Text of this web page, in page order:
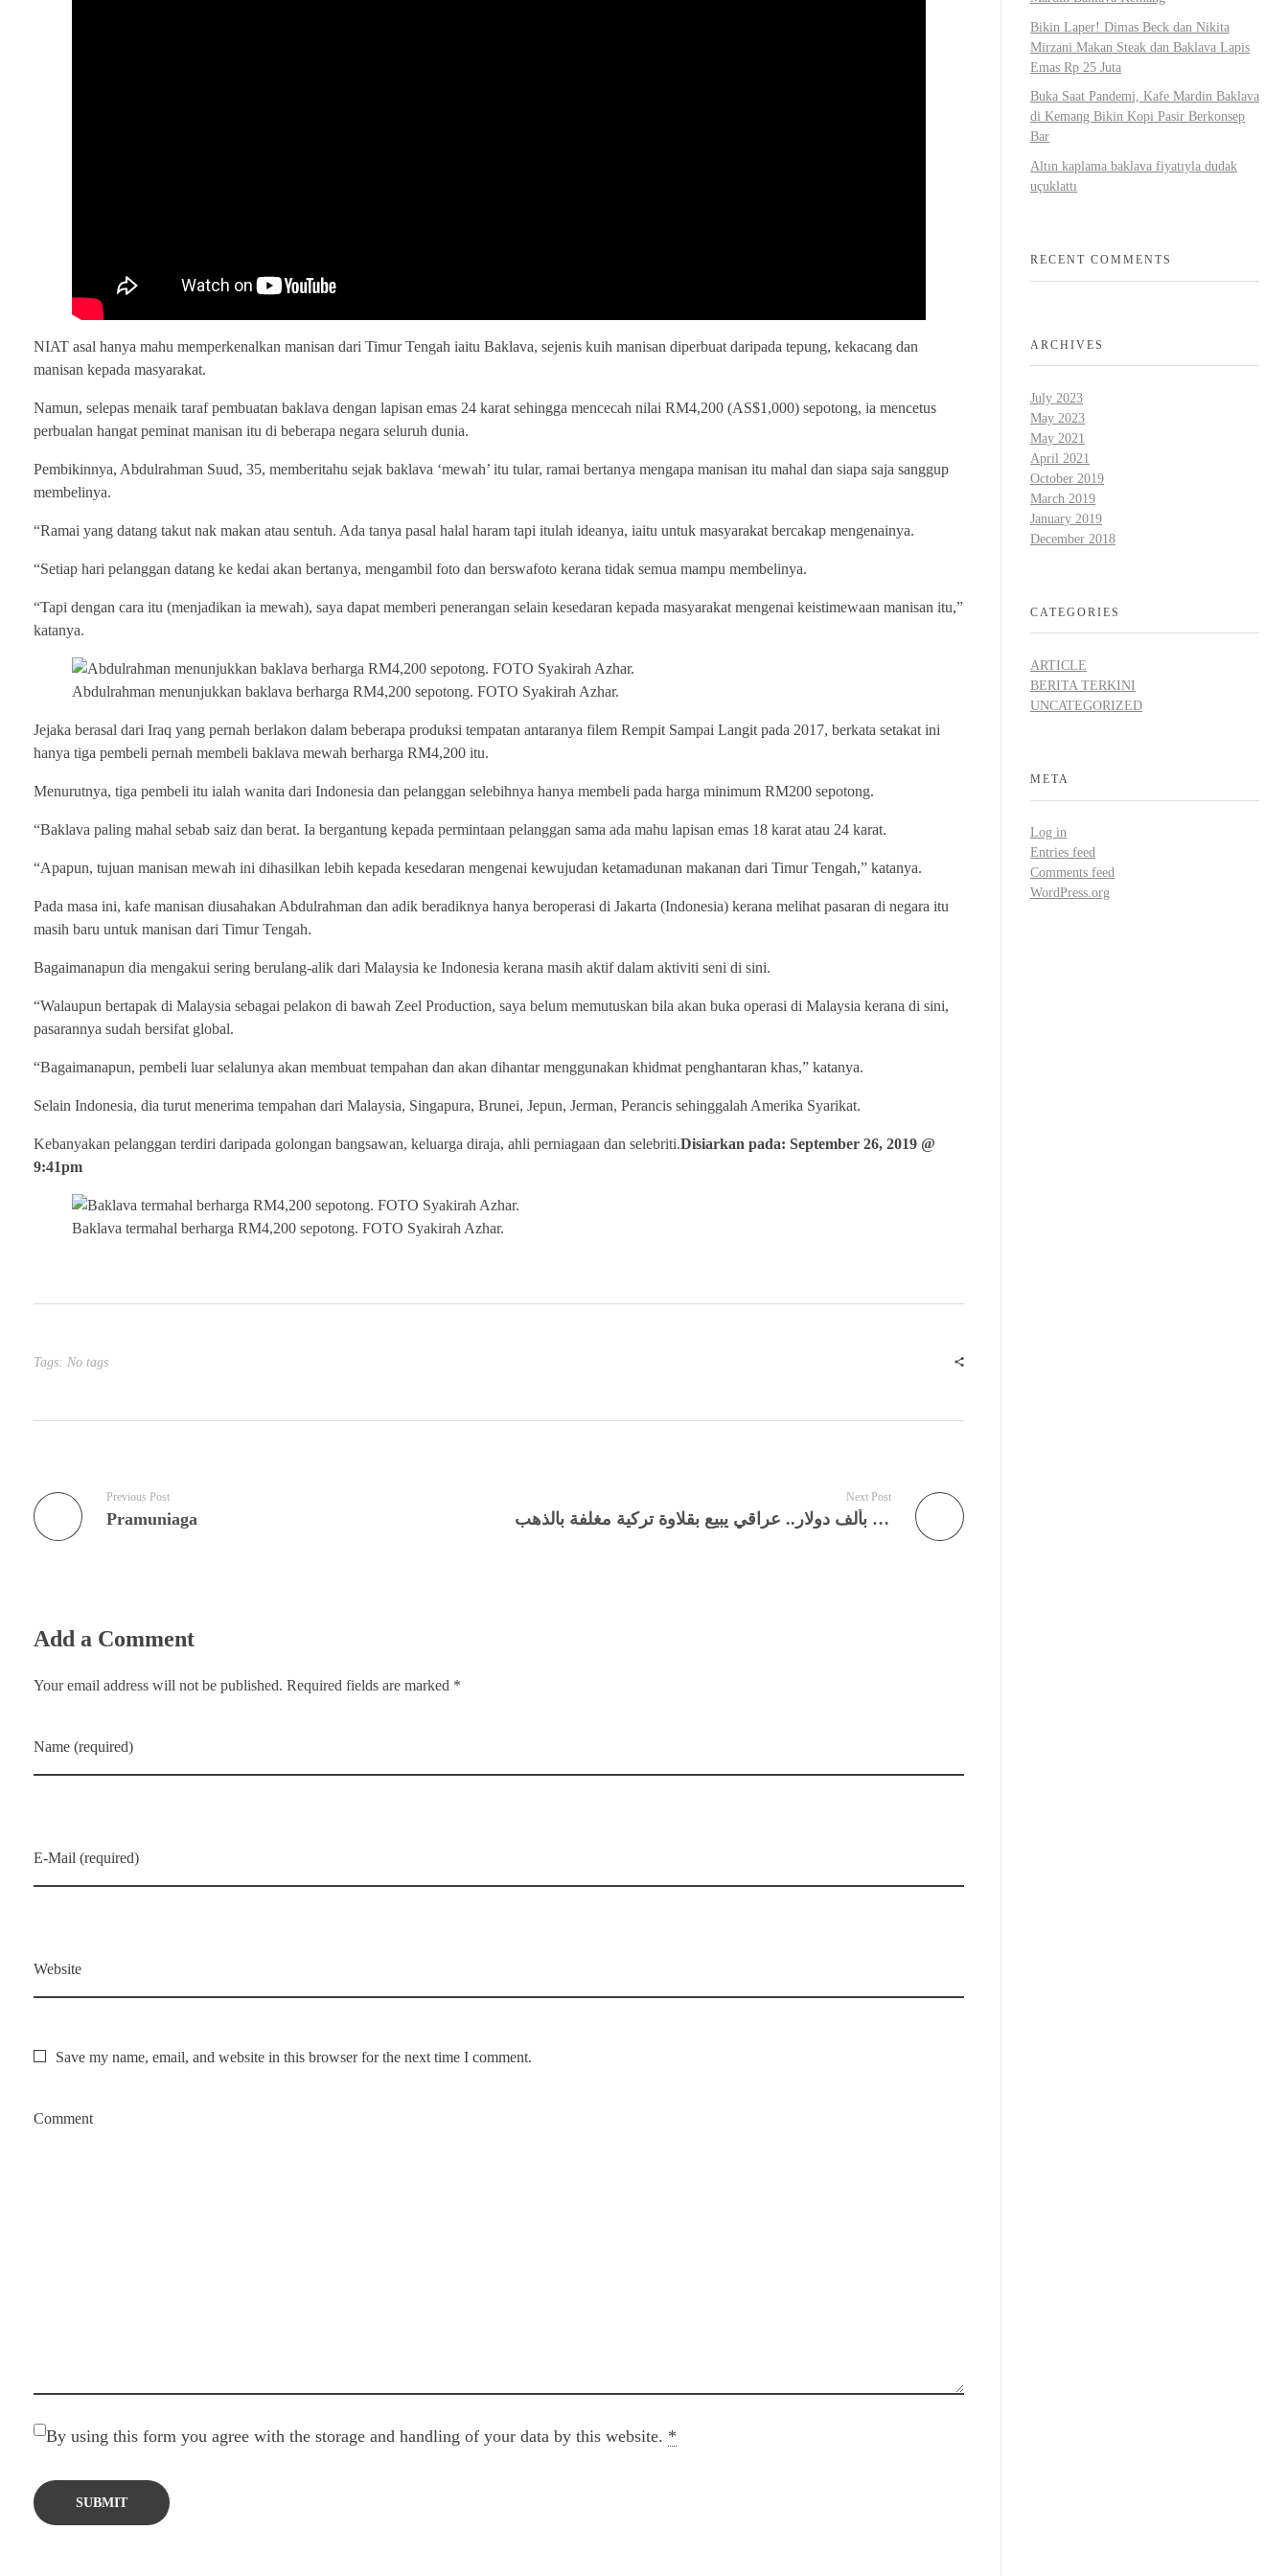
NIAT asal hanya mahu memperkenalkan manisan dari Timur Tengah iaitu Baklava, sejenis kuih manisan diperbuat daripada tepung, kekacang dan
manisan kepada masyarakat.
Namun, selepas menaik taraf pembuatan baklava dengan lapisan emas 24 karat sehingga mencecah nilai RM4,200 (AS$1,000) sepotong, ia mencetus
perbualan hangat peminat manisan itu di beberapa negara seluruh dunia.
Pembikinnya, Abdulrahman Suud, 35, memberitahu sejak baklava ‘mewah’ itu tular, ramai bertanya mengapa manisan itu mahal dan siapa saja sanggup
membelinya.
“Ramai yang datang takut nak makan atau sentuh. Ada tanya pasal halal haram tapi itulah ideanya, iaitu untuk masyarakat bercakap mengenainya.
“Setiap hari pelanggan datang ke kedai akan bertanya, mengambil foto dan berswafoto kerana tidak semua mampu membelinya.
“Tapi dengan cara itu (menjadikan ia mewah), saya dapat memberi penerangan selain kesedaran kepada masyarakat mengenai keistimewaan manisan itu,”
katanya.
Abdulrahman menunjukkan baklava berharga RM4,200 sepotong. FOTO Syakirah Azhar.
Jejaka berasal dari Iraq yang pernah berlakon dalam beberapa produksi tempatan antaranya filem Rempit Sampai Langit pada 2017, berkata setakat ini
hanya tiga pembeli pernah membeli baklava mewah berharga RM4,200 itu.
Menurutnya, tiga pembeli itu ialah wanita dari Indonesia dan pelanggan selebihnya hanya membeli pada harga minimum RM200 sepotong.
“Baklava paling mahal sebab saiz dan berat. Ia bergantung kepada permintaan pelanggan sama ada mahu lapisan emas 18 karat atau 24 karat.
“Apapun, tujuan manisan mewah ini dihasilkan lebih kepada kesedaran mengenai kewujudan ketamadunan makanan dari Timur Tengah,” katanya.
Pada masa ini, kafe manisan diusahakan Abdulrahman dan adik beradiknya hanya beroperasi di Jakarta (Indonesia) kerana melihat pasaran di negara itu
masih baru untuk manisan dari Timur Tengah.
Bagaimanapun dia mengakui sering berulang-alik dari Malaysia ke Indonesia kerana masih aktif dalam aktiviti seni di sini.
“Walaupun bertapak di Malaysia sebagai pelakon di bawah Zeel Production, saya belum memutuskan bila akan buka operasi di Malaysia kerana di sini,
pasarannya sudah bersifat global.
“Bagaimanapun, pembeli luar selalunya akan membuat tempahan dan akan dihantar menggunakan khidmat penghantaran khas,” katanya.
Selain Indonesia, dia turut menerima tempahan dari Malaysia, Singapura, Brunei, Jepun, Jerman, Perancis sehinggalah Amerika Syarikat.
Kebanyakan pelanggan terdiri daripada golongan bangsawan, keluarga diraja, ahli perniagaan dan selebriti.Disiarkan pada: September 26, 2019 @
9:41pm
Baklava termahal berharga RM4,200 sepotong. FOTO Syakirah Azhar.
Tags: No tags
Previous Post
Pramuniaga
Next Post
بالفيديو القطعة الواحدة بألف دولار.. عراقي يبيع بقلاوة تركية مغلفة بالذهب
Add a Comment
Your email address will not be published. Required fields are marked *
Name (required)
E-Mail (required)
Website
Save my name, email, and website in this browser for the next time I comment.
Comment
By using this form you agree with the storage and handling of your data by this website. *
Bikin Laper! Dimas Beck dan Nikita
Mirzani Makan Steak dan Baklava Lapis
Emas Rp 25 Juta
Buka Saat Pandemi, Kafe Mardin Baklava
di Kemang Bikin Kopi Pasir Berkonsep
Bar
Altın kaplama baklava fiyatıyla dudak
uçuklattı
RECENT COMMENTS
ARCHIVES
July 2023
May 2023
May 2021
April 2021
October 2019
March 2019
January 2019
December 2018
CATEGORIES
ARTICLE
BERITA TERKINI
UNCATEGORIZED
META
Log in
Entries feed
Comments feed
WordPress.org